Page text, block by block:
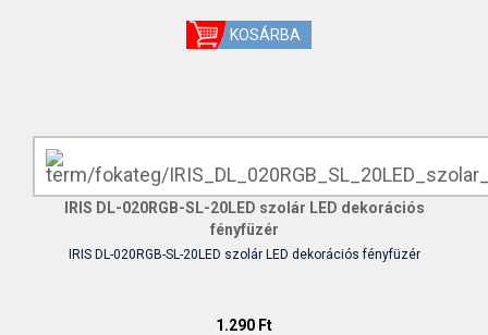
IRIS DL-020RGB-SL-20LED szolár LED dekorációs
fényfüzér
IRIS DL-020RGB-SL-20LED szolár LED dekorációs fényfüzér
1.290 Ft